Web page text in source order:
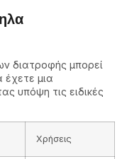
διατροφής μπορεί
έχετε μια
υπόψη τις ειδικές
Χρήσεις